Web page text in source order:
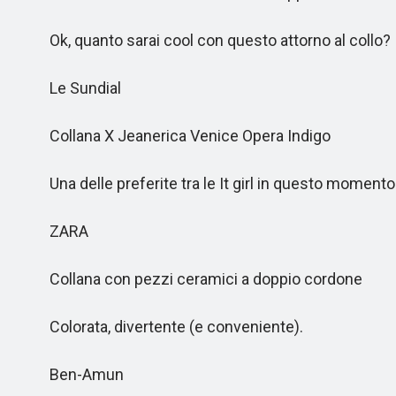
Ok, quanto sarai cool con questo attorno al collo?
Le Sundial
Collana X Jeanerica Venice Opera Indigo
Una delle preferite tra le It girl in questo
ZARA
Collana con pezzi ceramici a doppio cordone
Colorata, divertente (e conveniente).
Ben-Amun